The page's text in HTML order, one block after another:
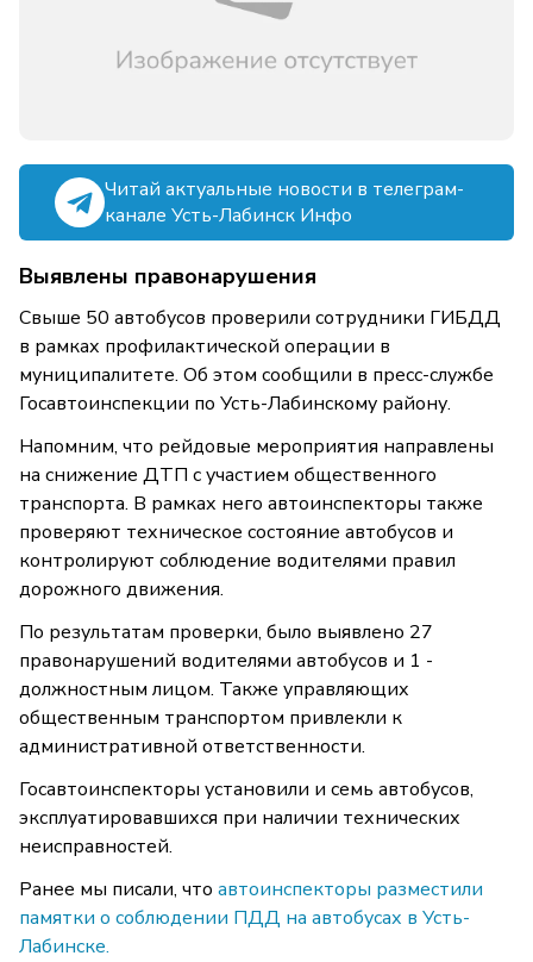
Читай актуальные новости в телеграм-
канале Усть-Лабинск Инфо
Выявлены правонарушения
Свыше 50 автобусов проверили сотрудники ГИБДД
в рамках профилактической операции в
муниципалитете. Об этом сообщили в пресс-службе
Госавтоинспекции по Усть-Лабинскому району.
Напомним, что рейдовые мероприятия направлены
на снижение ДТП с участием общественного
транспорта. В рамках него автоинспекторы также
проверяют техническое состояние автобусов и
контролируют соблюдение водителями правил
дорожного движения.
По результатам проверки, было выявлено 27
правонарушений водителями автобусов и 1 -
должностным лицом. Также управляющих
общественным транспортом привлекли к
административной ответственности.
Госавтоинспекторы установили и семь автобусов,
эксплуатировавшихся при наличии технических
неисправностей.
Ранее мы писали, что автоинспекторы разместили
памятки о соблюдении ПДД на автобусах в Усть-
Лабинске.